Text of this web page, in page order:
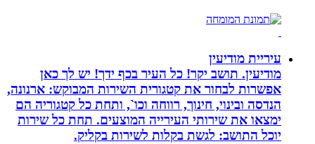
עיריית מודיעין
מודיעין. תושב יקר! כל העיר בכף ידך! יש לך כאן
אפשרות לבחור את קטגורית השירות המבוקש: ארנונה,
הנדסה ובינוי, חינוך, רווחה וכו`, ותחת כל קטגוריה הם
ימצאו את שירותי העירייה המוצעים. תחת כל שירות
יוכל התושב: לגשת בקלות לשירות בקליק.